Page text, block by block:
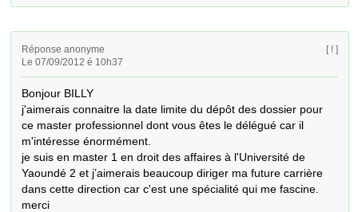
Réponse anonyme
Le 07/09/2012 é 10h37
[ ! ]
Bonjour BILLY
j'aimerais connaitre la date limite du dépôt des dossier pour
ce master professionnel dont vous êtes le délégué car il
m'intéresse énormément.
je suis en master 1 en droit des affaires à l'Université de
Yaoundé 2 et j’aimerais beaucoup diriger ma future carrière
dans cette direction car c'est une spécialité qui me fascine.
merci